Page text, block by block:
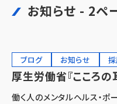
お知らせ - 2ペ
ブログ お知らせ
厚生労働省『こころの
働く人のメンタルヘルス・